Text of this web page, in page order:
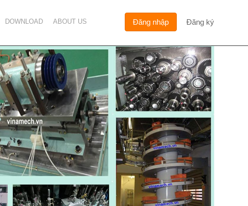
DOWNLOAD ABOUT US Đăng nhập Đăng ký